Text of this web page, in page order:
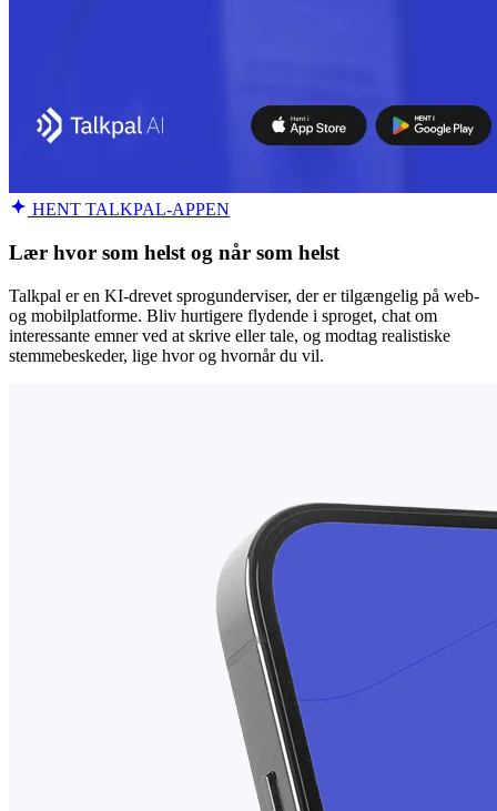
HENT TALKPAL-APPEN
Lær hvor som helst og når som helst
Talkpal er en KI-drevet sprogunderviser, der er tilgængelig på web-
og mobilplatforme. Bliv hurtigere flydende i sproget, chat om
interessante emner ved at skrive eller tale, og modtag realistiske
stemmebeskeder, lige hvor og hvornår du vil.